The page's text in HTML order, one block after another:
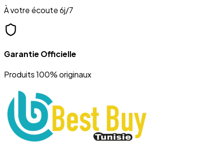
À votre écoute 6j/7
Garantie Officielle
Produits 100% originaux